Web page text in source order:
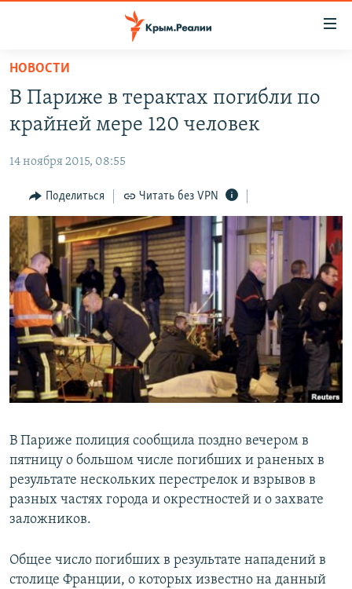
Вернуться
основному
содержанию
Вернутся
навигации
Вернутся
поиску
СПЕЦПРОЕКТЫ
КАРТА ВОЕННЫХ ОБЪЕКТОВ КРЫМА
11 ЛЕТ ОККУПАЦИИ КРЫМА. 11 ИСТОРИЙ СОПРОТИВЛЕНИЯ
ВОДА
ИСТОРИЯ
ЕЩЕ
ИНТЕРАКТИВ
ИНФОГРАФИКА
ТЕЛЕПРОЕКТ КРЫМ.РЕАЛИИ
СОВЕТЫ ПРАВОЗАЩИТНИКОВ
ПРОПАВШИЕ БЕЗ ВЕСТИ
ПОБЕДИТЕЛЕЙ НЕ СУДЯТ?
КРЫМ.НЕПОКОРЕННЫЙ
УКРАИНСКАЯ ПРОБЛЕМА КРЫМА
РАДІО СВОБОДА
КАК ОБОЙТИ БЛОКИРОВКУ
Українською
Qırımtatar
ПРИСОЕДИНЯЙТЕСЬ!
Все сайты RFE/RL
НОВОСТИ
В Париже в терактах погибли по
крайней мере 120 человек
14 ноября 2015, 08:55
Поделиться Читать без VPN
В Париже полиция сообщила поздно вечером в
пятницу о большом числе погибших и раненых в
результате нескольких перестрелок и взрывов в
разных частях города и окрестностей и о захвате
заложников.
Общее число погибших в результате нападений в
столице Франции, о которых известно на данный